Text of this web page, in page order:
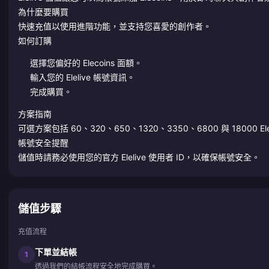
為什麼要購買
快速充值以使用進階功能，並支持您喜愛的創作者。
如何訂購
選擇您偏好的 Elecoins 面額。
輸入您的 Elelive 帳號資訊。
完成購買。
方案指南
可選方案包括 60、320、650、1320、3350、6800 與 18000
帳號安全提醒
儲值時請務必使用您的官方 Elelive 使用者 ID，以確保帳號安全。
儲值步驟
充值流程
1 下單並結帳
透過我們的結帳流程安全地完成購買。